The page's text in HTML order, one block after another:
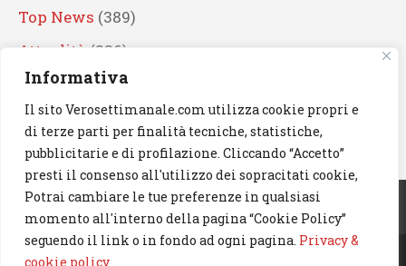
Informativa
Il sito Verosettimanale.com utilizza cookie propri e
di terze parti per finalità tecniche, statistiche,
pubblicitarie e di profilazione. Cliccando “Accetto”
presti il consenso all'utilizzo dei sopracitati cookie,
Potrai cambiare le tue preferenze in qualsiasi
momento all'interno della pagina “Cookie Policy”
seguendo il link o in fondo ad ogni pagina. Privacy &
cookie policy
Top News (389)
Attualità (336)
Eventi(330)
Artisti (241)
News(239)
Cerca